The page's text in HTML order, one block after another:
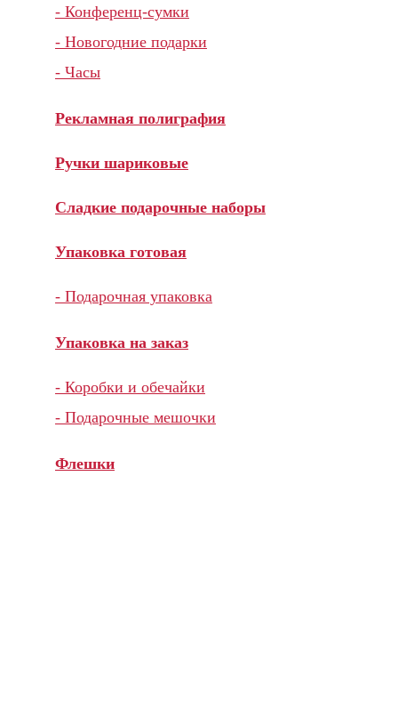
- Конференц-сумки
- Новогодние подарки
- Часы
Рекламная полиграфия
Ручки шариковые
Сладкие подарочные наборы
Упаковка готовая
- Подарочная упаковка
Упаковка на заказ
- Коробки и обечайки
- Подарочные мешочки
Флешки